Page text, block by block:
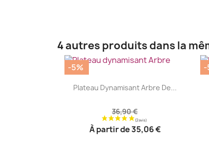
4 autres produits dans la
| 
Plateau Dynamisant Arbre De...
36,90 €
À partir de35,06 €
-5% -